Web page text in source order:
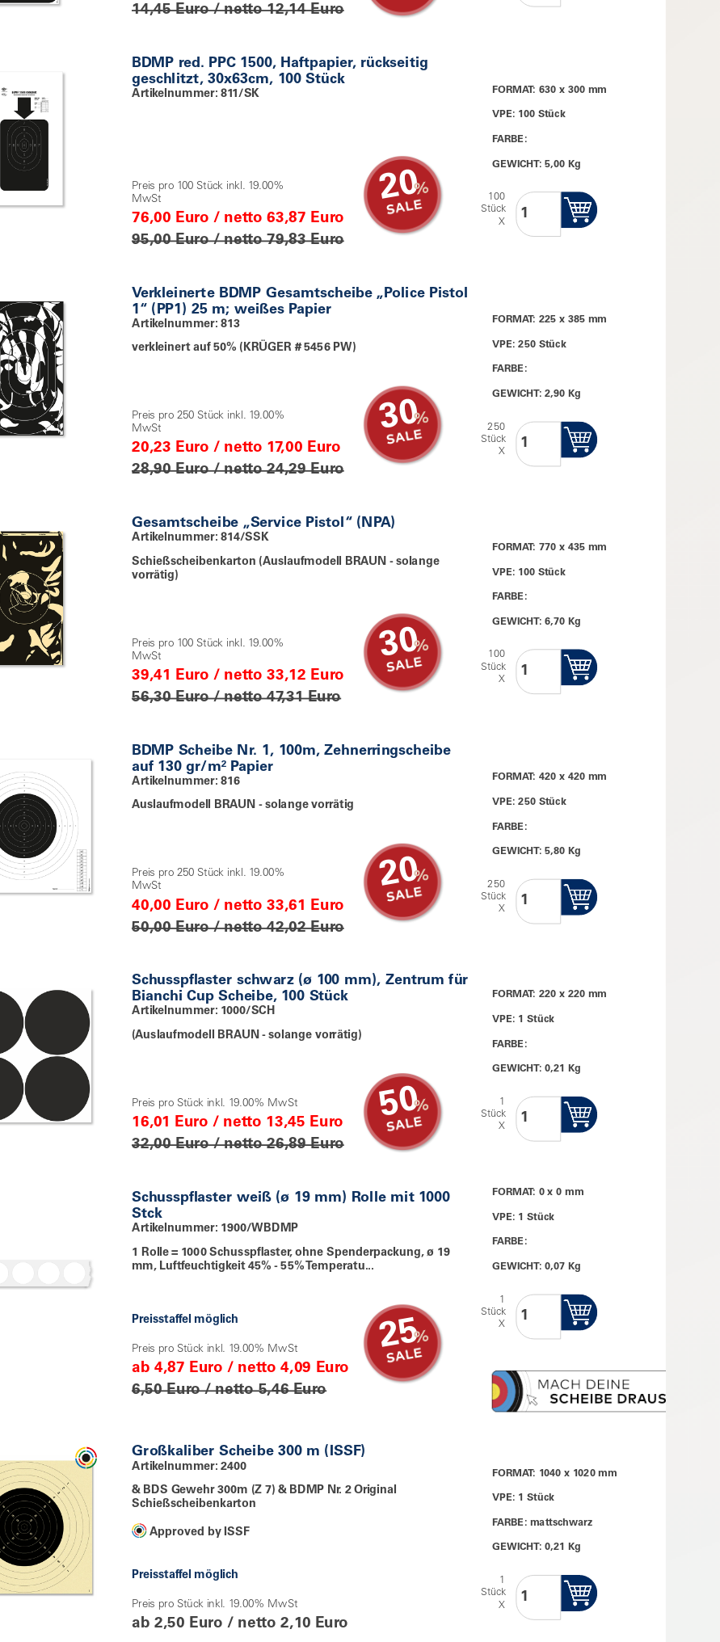
14,45 Euro / netto 12,14 Euro
BDMP red. PPC 1500, Haftpapier, rückseitig
geschlitzt, 30x63cm, 100 Stück
Artikelnummer: 811/SK
Preis pro 100 Stück inkl. 19.00%
MwSt
76,00 Euro / netto 63,87 Euro
95,00 Euro / netto 79,83 Euro
20
FORMAT: 630 x 300 mm
VPE: 100 Stück
FARBE:
GEWICHT: 5,00 Kg
100
Stück
X
Verkleinerte BDMP Gesamtscheibe „Police Pistol
1“ (PP1) 25 m; weißes Papier
Artikelnummer: 813
verkleinert auf 50% (KRÜGER # 5456 PW)
Preis pro 250 Stück inkl. 19.00%
MwSt
20,23 Euro / netto 17,00 Euro
28,90 Euro / netto 24,29 Euro
30
FORMAT: 225 x 385 mm
VPE: 250 Stück
FARBE:
GEWICHT: 2,90 Kg
250
Stück
X
Gesamtscheibe „Service Pistol“ (NPA)
Artikelnummer: 814/SSK
Schießscheibenkarton (Auslaufmodell BRAUN - solange
vorrätig)
Preis pro 100 Stück inkl. 19.00%
MwSt
39,41 Euro / netto 33,12 Euro
56,30 Euro / netto 47,31 Euro
30
FORMAT: 770 x 435 mm
VPE: 100 Stück
FARBE:
GEWICHT: 6,70 Kg
100
Stück
X
BDMP Scheibe Nr. 1, 100m, Zehnerringscheibe
auf 130 gr/m² Papier
Artikelnummer: 816
Auslaufmodell BRAUN - solange vorrätig
Preis pro 250 Stück inkl. 19.00%
MwSt
40,00 Euro / netto 33,61 Euro
50,00 Euro / netto 42,02 Euro
20
FORMAT: 420 x 420 mm
VPE: 250 Stück
FARBE:
GEWICHT: 5,80 Kg
250
Stück
X
Schusspflaster schwarz (ø 100 mm), Zentrum für
Bianchi Cup Scheibe, 100 Stück
Artikelnummer: 1000/SCH
(Auslaufmodell BRAUN - solange vorrätig)
Preis pro Stück inkl. 19.00% MwSt
16,01 Euro / netto 13,45 Euro
32,00 Euro / netto 26,89 Euro
50
FORMAT: 220 x 220 mm
VPE: 1 Stück
FARBE:
GEWICHT: 0,21 Kg
1
Stück
X
Schusspflaster weiß (ø 19 mm) Rolle mit 1000
Stck
Artikelnummer: 1900/WBDMP
1 Rolle = 1000 Schusspflaster, ohne Spenderpackung, ø 19
mm, Luftfeuchtigkeit 45% - 55% Temperatu...
Preisstaffel möglich
Preis pro Stück inkl. 19.00% MwSt
ab 4,87 Euro / netto 4,09 Euro
6,50 Euro / netto 5,46 Euro
25
FORMAT: 0 x 0 mm
VPE: 1 Stück
FARBE:
GEWICHT: 0,07 Kg
1
Stück
X
Großkaliber Scheibe 300 m (ISSF)
Artikelnummer: 2400
& BDS Gewehr 300m (Z 7) & BDMP Nr. 2 Original
Schießscheibenkarton
Approved by ISSF
Preisstaffel möglich
Preis pro Stück inkl. 19.00% MwSt
ab 2,50 Euro / netto 2,10 Euro
FORMAT: 1040 x 1020 mm
VPE: 1 Stück
FARBE: mattschwarz
GEWICHT: 0,21 Kg
1
Stück
X